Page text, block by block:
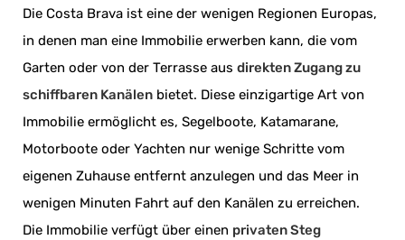
Die Costa Brava ist eine der wenigen Regionen Europas,
in denen man eine Immobilie erwerben kann, die vom
Garten oder von der Terrasse aus direkten Zugang zu
schiffbaren Kanälen bietet. Diese einzigartige Art von
Immobilie ermöglicht es, Segelboote, Katamarane,
Motorboote oder Yachten nur wenige Schritte vom
eigenen Zuhause entfernt anzulegen und das Meer in
wenigen Minuten Fahrt auf den Kanälen zu erreichen.
Die Immobilie verfügt über einen privaten Steg